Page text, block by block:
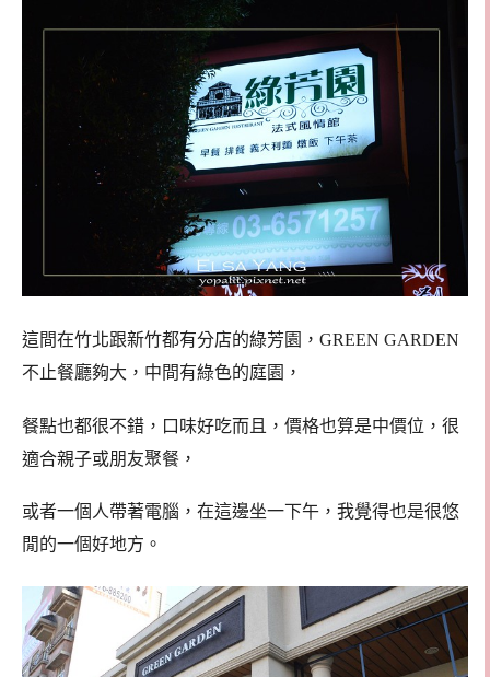
這間在竹北跟新竹都有分店的綠芳園，GREEN GARDEN
不止餐廳夠大，中間有綠色的庭園，
餐點也都很不錯，口味好吃而且，價格也算是中價位，很
適合親子或朋友聚餐，
或者一個人帶著電腦，在這邊坐一下午，我覺得也是很悠
閒的一個好地方。